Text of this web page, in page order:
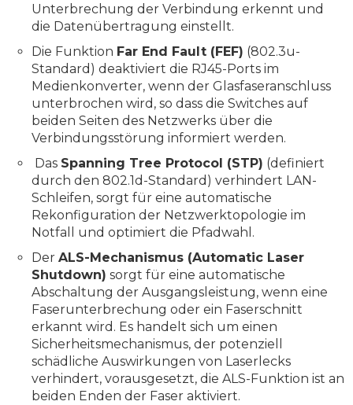
Unterbrechung der Verbindung erkennt und
die Datenübertragung einstellt.
Die Funktion Far End Fault (FEF) (802.3u-
Standard) deaktiviert die RJ45-Ports im
Medienkonverter, wenn der Glasfaseranschluss
unterbrochen wird, so dass die Switches auf
beiden Seiten des Netzwerks über die
Verbindungsstörung informiert werden.
Das Spanning Tree Protocol (STP) (definiert
durch den 802.1d-Standard) verhindert LAN-
Schleifen, sorgt für eine automatische
Rekonfiguration der Netzwerktopologie im
Notfall und optimiert die Pfadwahl.
Der ALS-Mechanismus (Automatic Laser
Shutdown) sorgt für eine automatische
Abschaltung der Ausgangsleistung, wenn eine
Faserunterbrechung oder ein Faserschnitt
erkannt wird. Es handelt sich um einen
Sicherheitsmechanismus, der potenziell
schädliche Auswirkungen von Laserlecks
verhindert, vorausgesetzt, die ALS-Funktion ist an
beiden Enden der Faser aktiviert.